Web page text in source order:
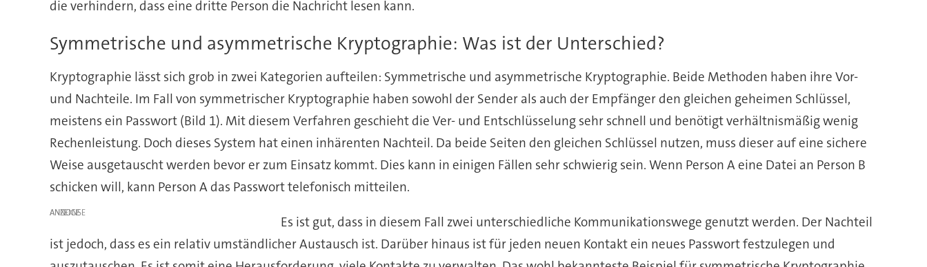
die verhindern, dass eine dritte Person die Nachricht lesen kann.
Symmetrische und asymmetrische Kryptographie: Was ist der Unterschied?
Kryptographie lässt sich grob in zwei Kategorien aufteilen: Symmetrische und asymmetrische Kryptographie. Beide Methoden haben ihre Vor-
und Nachteile. Im Fall von symmetrischer Kryptographie haben sowohl der Sender als auch der Empfänger den gleichen geheimen Schlüssel,
meistens ein Passwort (Bild 1). Mit diesem Verfahren geschieht die Ver- und Entschlüsselung sehr schnell und benötigt verhältnismäßig wenig
Rechenleistung. Doch dieses System hat einen inhärenten Nachteil. Da beide Seiten den gleichen Schlüssel nutzen, muss dieser auf eine sichere
Weise ausgetauscht werden bevor er zum Einsatz kommt. Dies kann in einigen Fällen sehr schwierig sein. Wenn Person A eine Datei an Person B
schicken will, kann Person A das Passwort telefonisch mitteilen.
ANZEIGE
Es ist gut, dass in diesem Fall zwei unterschiedliche Kommunikationswege genutzt werden. Der Nachteil
ist jedoch, dass es ein relativ umständlicher Austausch ist. Darüber hinaus ist für jeden neuen Kontakt ein neues Passwort festzulegen und